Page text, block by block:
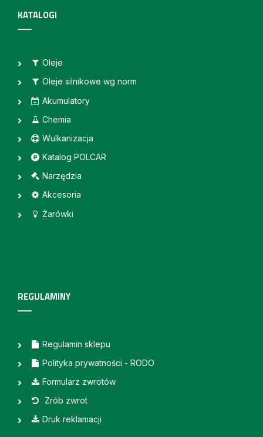
KATALOGI
Oleje
Oleje silnikowe wg norm
Akumulatory
Chemia
Wulkanizacja
Katalog POLCAR
Narzędzia
Akcesoria
Żarówki
REGULAMINY
Regulamin sklepu
Polityka prywatności - RODO
Formularz zwrotów
Zrób zwrot
Druk reklamacji